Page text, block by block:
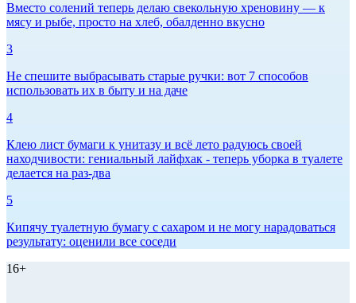
Вместо солений теперь делаю свекольную хреновину — к
мясу и рыбе, просто на хлеб, обалденно вкусно
3
Не спешите выбрасывать старые ручки: вот 7 способов
использовать их в быту и на даче
4
Клею лист бумаги к унитазу и всё лето радуюсь своей
находчивости: гениальный лайфхак - теперь уборка в туалете
делается на раз-два
5
Кипячу туалетную бумагу с сахаром и не могу нарадоваться
результату: оценили все соседи
16+